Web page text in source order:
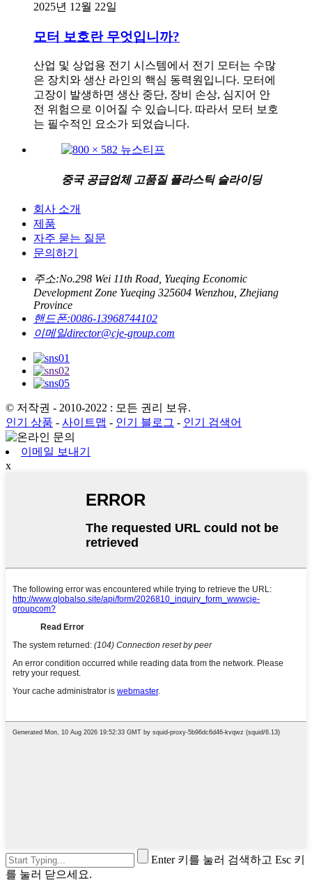
2025년 12월 22일
모터 보호란 무엇입니까?
산업 및 상업용 전기 시스템에서 전기 모터는 수많
은 장치와 생산 라인의 핵심 동력원입니다. 모터에
고장이 발생하면 생산 중단, 장비 손상, 심지어 안
전 위험으로 이어질 수 있습니다. 따라서 모터 보호
는 필수적인 요소가 되었습니다.
중국 공급업체 고품질 플라스틱 슬라이딩
회사 소개
제품
자주 묻는 질문
문의하기
주소:No.298 Wei 11th Road, Yueqing Economic
Development Zone Yueqing 325604 Wenzhou, Zhejiang
Province
핸드폰:0086-13968744102
이메일director@cje-group.com
© 저작권 - 2010-2022 : 모든 권리 보유.
인기 상품 - 사이트맵 - 인기 블로그 - 인기 검색어
이메일 보내기
x
Enter 키를 눌러 검색하고 Esc 키
를 눌러 닫으세요.